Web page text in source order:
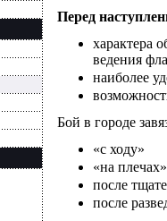
Перед
характера
ведения
наиболее
Бой в городе
«с ходу»
«на
после
после